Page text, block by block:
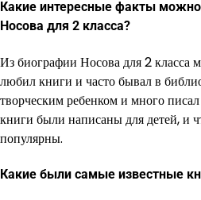
Какие интересные факты можно
Носова для 2 класса?
Из биографии Носова для 2 класса
любил книги и часто бывал в
творческим ребенком и много
книги были написаны для детей, и
популярны.
Какие были самые известные